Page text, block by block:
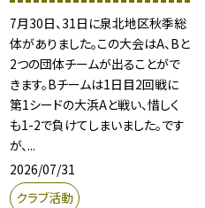
7月30日、31日に泉北地区秋季総
体がありました。この大会はA、Bと
2つの団体チームが出ることがで
きます。Bチームは1日目2回戦に
第1シードの大浜Aと戦い、惜しく
も1-2で負けてしまいました。です
が、...
2026/07/31
クラブ活動